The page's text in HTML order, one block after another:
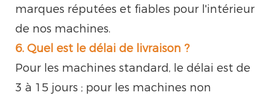
marques réputées et fiables pour l'intérieur
de nos machines.
6. Quel est le délai de livraison ?
Pour les machines standard, le délai est de
3 à 15 jours ; pour les machines non